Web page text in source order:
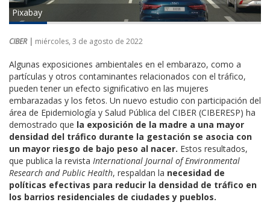
Pixabay
CIBER | miércoles, 3 de agosto de 2022
Algunas exposiciones ambientales en el embarazo, como a
partículas y otros contaminantes relacionados con el tráfico,
pueden tener un efecto significativo en las mujeres
embarazadas y los fetos. Un nuevo estudio con participación del
área de Epidemiología y Salud Pública del CIBER (CIBERESP) ha
demostrado que la exposición de la madre a una mayor
densidad del tráfico durante la gestación se asocia con
un mayor riesgo de bajo peso al nacer. Estos resultados,
que publica la revista International Journal of Environmental
Research and Public Health, respaldan la necesidad de
políticas efectivas para reducir la densidad de tráfico en
los barrios residenciales de ciudades y pueblos.